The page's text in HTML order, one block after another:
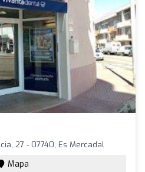
27 - 07740, Es Mercadal
Mapa